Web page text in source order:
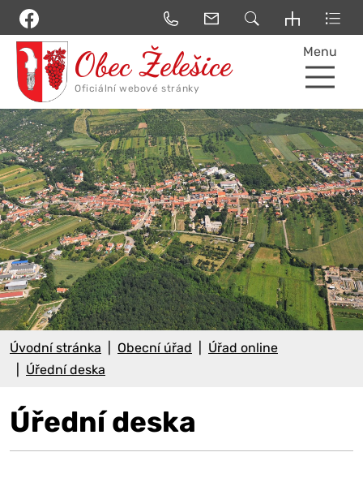
Menu
Úvodní stránka Obecní úřad
Úřad online
Úřední deska
Úřední deska